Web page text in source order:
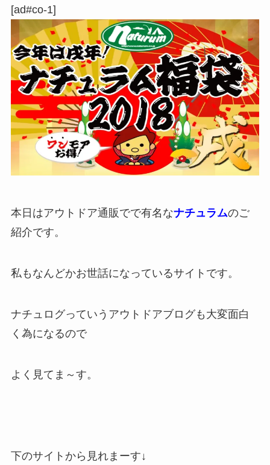
[ad#co-1]
本日はアウトドア通販でで有名なナチュラムのご
紹介です。
私もなんどかお世話になっているサイトです。
ナチュログっていうアウトドアブログも大変面白
く為になるので
よく見てま～す。
下のサイトから見れまーす↓